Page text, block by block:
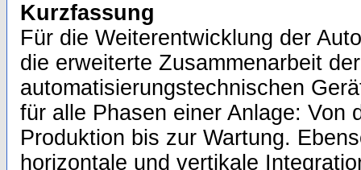
Kurzfassung
Für die Weiterentwicklung der
die erweiterte Zusammenarbeit der
automatisierungstechnischen
für alle Phasen einer Anlage: Von
Produktion bis zur Wartung.
horizontale und vertikale